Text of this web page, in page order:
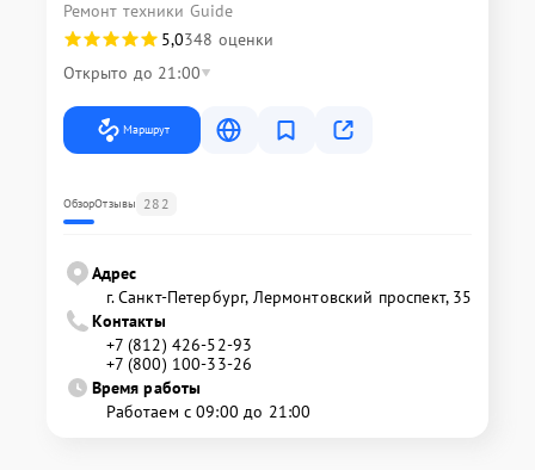
Ремонт техники Guide
5,0348 оценки
Открыто до 21:00
Маршрут
ОбзорОтзывы 282
Адрес
г. Санкт-Петербург, Лермонтовский проспект, 35
Контакты
+7 (812) 426-52-93
+7 (800) 100-33-26
Время работы
Работаем с 09:00 до 21:00